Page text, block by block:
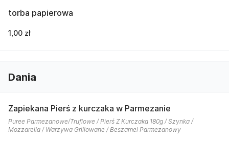
torba papierowa
1,00 zł
Dania
Zapiekana Pierś z kurczaka w Parmezanie
Puree Parmezanowe/Truflowe / Pierś Z Kurczaka 180g / Szynka /
Mozzarella / Warzywa Grillowane / Beszamel Parmezanowy